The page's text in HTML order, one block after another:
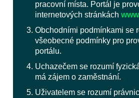
pracovní místa. Portál je
internetových stránkách
Obchodními podmínkami se
všeobecné podmínky pro
portálu.
Uchazečem se rozumí
má zájem o zaměstnání.
Uživatelem se rozumí